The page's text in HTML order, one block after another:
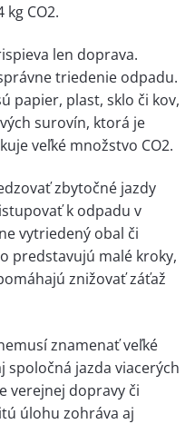
CO2.
len doprava.
triedenie odpadu.
papier, plast, sklo či kov,
surovín, ktorá je
veľké množstvo CO2.
zbytočné jazdy
k odpadu v
vytriedený obal či
predstavujú malé kroky,
znižovať záťaž
znamenať veľké
spoločná jazda viacerých
verejnej dopravy či
úlohu zohráva aj